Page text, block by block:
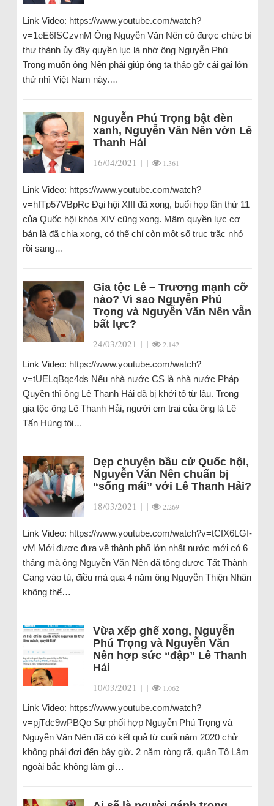
Link Video: https://www.youtube.com/watch?
v=1eE6fSCzvnM Ông Nguyễn Văn Nên có được chức bí
thư thành ủy đầy quyền lục là nhờ ông Nguyễn Phú
Trọng muốn ông Nên phải giúp ông ta tháo gỡ cái gai lớn
thứ nhì Việt Nam này.…
Nguyễn Phú Trọng bật đèn
xanh, Nguyễn Văn Nên vờn Lê
Thanh Hải
16/04/2021 | | 1.361
Link Video: https://www.youtube.com/watch?
v=hITp57VBpRc Đại hội XIII đã xong, buổi họp lần thứ 11
của Quốc hội khóa XIV cũng xong. Mâm quyền lực cơ
bản là đã chia xong, có thể chỉ còn một số trục trặc nhỏ
rồi sang…
Gia tộc Lê – Trương mạnh cỡ
nào? Vì sao Nguyễn Phú
Trọng và Nguyễn Văn Nên vẫn
bất lực?
24/03/2021 | | 2.142
Link Video: https://www.youtube.com/watch?
v=tUELqBqc4ds Nếu nhà nước CS là nhà nước Pháp
Quyền thì ông Lê Thanh Hải đã bị khởi tố từ lâu. Trong
gia tộc ông Lê Thanh Hải, người em trai của ông là Lê
Tấn Hùng tội…
Dẹp chuyện bầu cử Quốc hội,
Nguyễn Văn Nên chuẩn bị
“sống mái” với Lê Thanh Hải?
18/03/2021 | | 2.269
Link Video: https://www.youtube.com/watch?v=tCfX6LGI-
vM Mới được đưa về thành phố lớn nhất nước mới có 6
tháng mà ông Nguyễn Văn Nên đã tống được Tất Thành
Cang vào tù, điều mà qua 4 năm ông Nguyễn Thiện Nhân
không thể…
Vừa xếp ghế xong, Nguyễn
Phú Trọng và Nguyễn Văn
Nên hợp sức “đập” Lê Thanh
Hải
10/03/2021 | | 1.062
Link Video: https://www.youtube.com/watch?
v=pjTdc9wPBQo Sự phối hợp Nguyễn Phú Trọng và
Nguyễn Văn Nên đã có kết quả từ cuối năm 2020 chử
không phải đợi đến bây giờ. 2 năm ròng rã, quân Tô Lâm
ngoài bắc không làm gì…